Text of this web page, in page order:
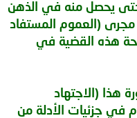
حتى يحصل منه في الذهن
(العموم المستفاد
هذه القضية في
هذا (الاجتهاد
في جزئيات الأدلة من